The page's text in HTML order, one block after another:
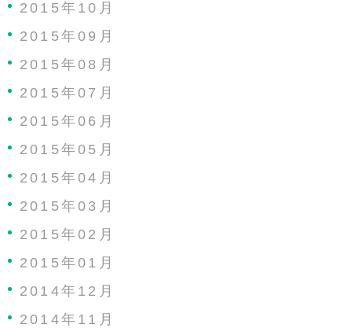
2015年10月
2015年09月
2015年08月
2015年07月
2015年06月
2015年05月
2015年04月
2015年03月
2015年02月
2015年01月
2014年12月
2014年11月